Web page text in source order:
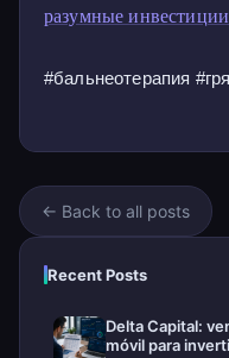
разумные
#бальнеотерапия
← Back to all posts
Recent Posts
Delta Capital:
móvil para